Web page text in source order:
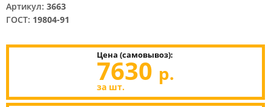
Артикул: 3663
ГОСТ: 19804-91
Цена (самовывоз):
7630 р.
за шт.